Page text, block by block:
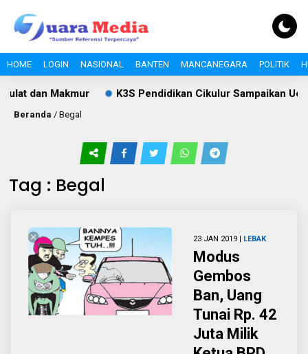
HOME LOGIN NASIONAL BANTEN MANCANEGARA POLITIK
dan Makmur K3S Pendidikan Cikulur Sampaikan
Beranda / Begal
Tag : Begal
23 JAN 2019 | LEBAK
Modus
Gembos
Ban, Uang
Tunai Rp. 42
Juta Milik